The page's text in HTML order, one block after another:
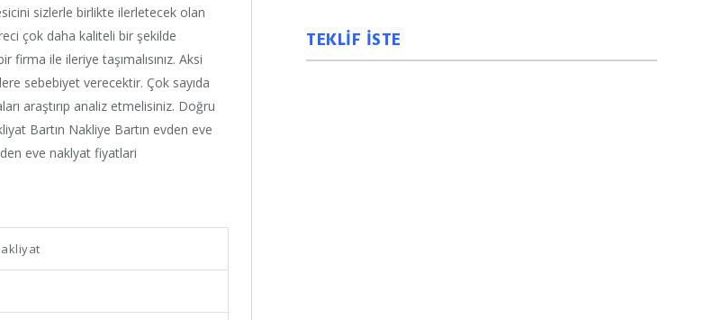
sizlerle birlikte ilerletecek olan
çok daha kaliteli bir şekilde
ile ileriye taşımalısınız. Aksi
sebebiyet verecektir. Çok sayıda
araştırıp analiz etmelisiniz. Doğru
Bartın Nakliye Bartın evden eve
eve naklyat fiyatlari
TEKLİF İSTE